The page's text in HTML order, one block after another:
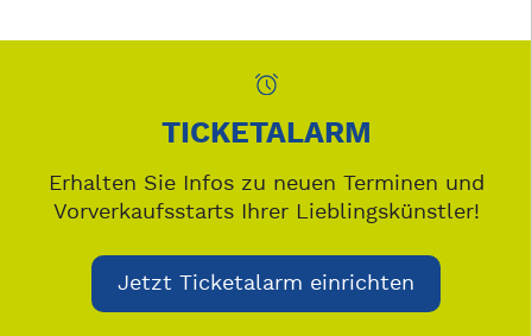
TICKETALARM
Erhalten Sie Infos zu neuen Terminen und
Vorverkaufsstarts Ihrer Lieblingskünstler!
Jetzt Ticketalarm einrichten